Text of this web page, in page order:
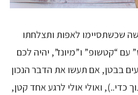
שכשתסיימו לאפות ותצלחתו
עם “קטשופ” ו”מיונז”, יהיה לכם
בבטן, אם תעשו את הדבר הנכון
כדי..), ואולי אולי לרגע אחד קטן,